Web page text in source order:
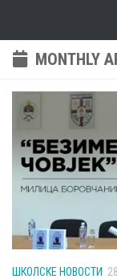
MONTHLY
ШКОЛСКЕ НОВОСТИ